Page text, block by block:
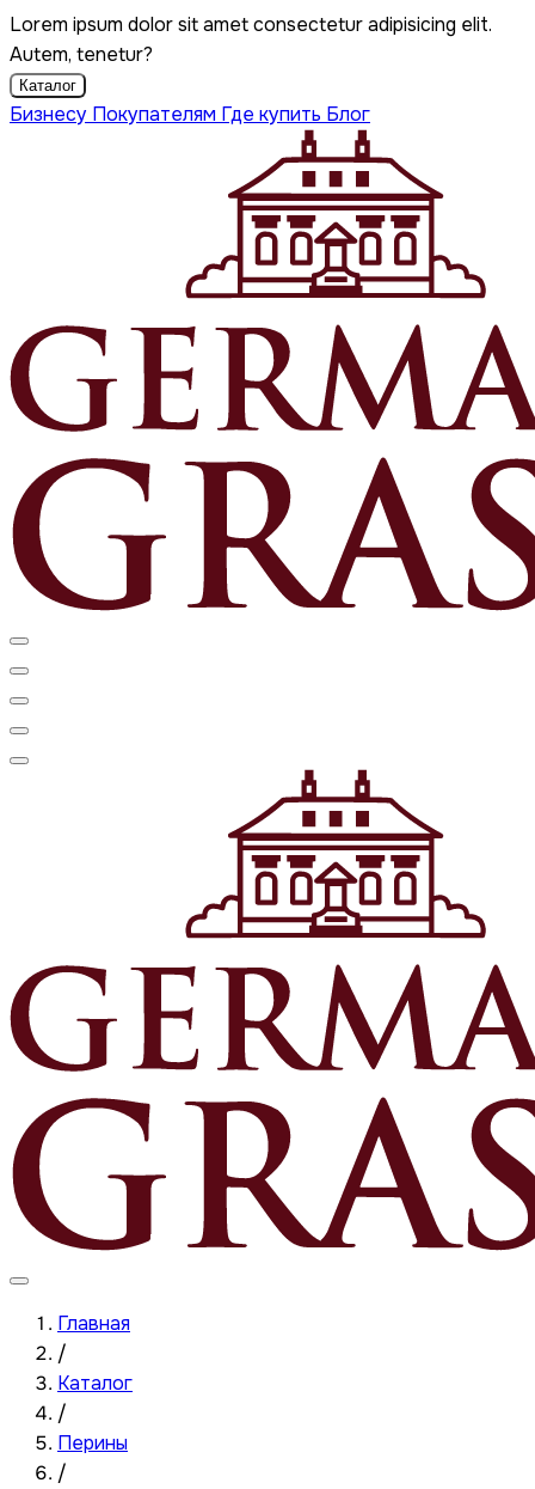
Lorem ipsum dolor sit amet consectetur adipisicing elit.
Autem, tenetur?
Каталог
Бизнесу Покупателям Где купить Блог
Главная
/
Каталог
/
Перины
/